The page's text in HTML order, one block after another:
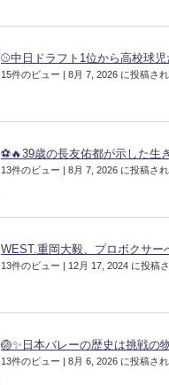
⚾中日ドラフト1位から高校球
15件のビュー | 8月 7, 2026 に投稿さ
⚽🔥39歳の長友佑都が示した生
13件のビュー | 8月 7, 2026 に投稿さ
WEST.重岡大毅、プロボクサー
13件のビュー | 12月 17, 2024 に投稿
🏐✨日本バレーの歴史は挑戦の
13件のビュー | 8月 6, 2026 に投稿さ